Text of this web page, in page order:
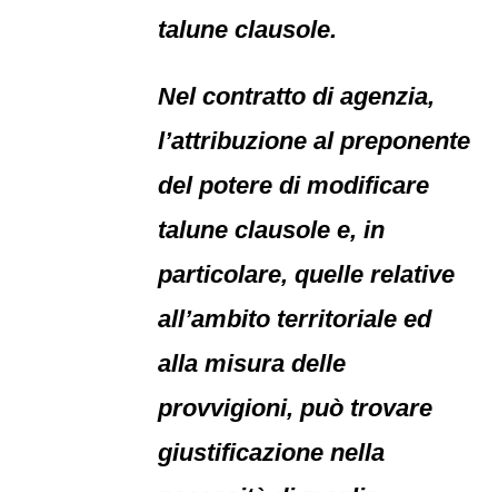
talune clausole.
Nel contratto di agenzia,
l’attribuzione al preponente
del potere di modificare
talune clausole e, in
particolare, quelle relative
all’ambito territoriale ed
alla misura delle
provvigioni, può trovare
giustificazione nella